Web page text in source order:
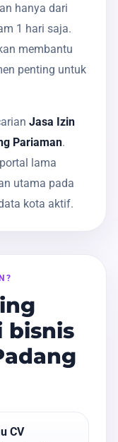
hanya dari
1 hari saja.
membantu
penting untuk
Jasa Izin
Pariaman.
lama
utama pada
kota aktif.
bisnis
CV